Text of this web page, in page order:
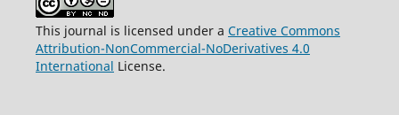
This journal is licensed under a Creative Commons
Attribution-NonCommercial-NoDerivatives 4.0
International License.